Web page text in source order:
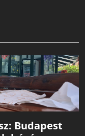
Budapest